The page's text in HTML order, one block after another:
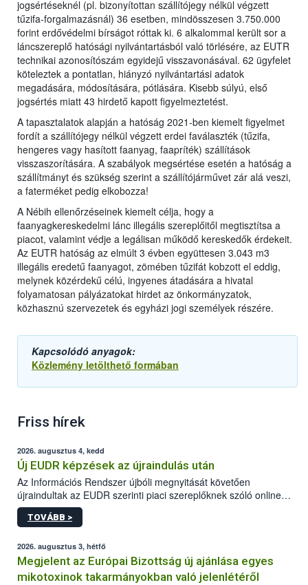
jogsértéseknél (pl. bizonyítottan szállítójegy nélkül végzett
tűzifa-forgalmazásnál) 36 esetben, mindösszesen 3.750.000
forint erdővédelmi bírságot róttak ki. 6 alkalommal került sor a
láncszereplő hatósági nyilvántartásból való törlésére, az EUTR
technikai azonosítószám egyidejű visszavonásával. 62 ügyfelet
köteleztek a pontatlan, hiányzó nyilvántartási adatok
megadására, módosítására, pótlására. Kisebb súlyú, első
jogsértés miatt 43 hirdető kapott figyelmeztetést.
A tapasztalatok alapján a hatóság 2021-ben kiemelt figyelmet
fordít a szállítójegy nélkül végzett erdei faválaszték (tűzifa,
hengeres vagy hasított faanyag, faapríték) szállítások
visszaszorítására. A szabályok megsértése esetén a hatóság a
szállítmányt és szükség szerint a szállítójárművet zár alá veszi,
a faterméket pedig elkobozza!
A Nébih ellenőrzéseinek kiemelt célja, hogy a
faanyagkereskedelmi lánc illegális szereplőitől megtisztítsa a
piacot, valamint védje a legálisan működő kereskedők érdekeit.
Az EUTR hatóság az elmúlt 3 évben együttesen 3.043 m3
illegális eredetű faanyagot, zömében tűzifát kobzott el eddig,
melynek közérdekű célú, ingyenes átadására a hivatal
folyamatosan pályázatokat hirdet az önkormányzatok,
közhasznú szervezetek és egyházi jogi személyek részére.
Kapcsolódó anyagok:
Közlemény letölthető formában
Friss hírek
2026. augusztus 4, kedd
Új EUDR képzések az újraindulás után
Az Információs Rendszer újbóli megnyitását követően
újraindultak az EUDR szerinti piaci szereplőknek szóló online
képzések.
TOVÁBB >
2026. augusztus 3, hétfő
Megjelent az Európai Bizottság új ajánlása egyes
mikotoxinok takarmányokban való jelenlétéről